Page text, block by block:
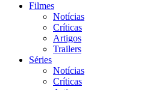
Filmes
Notícias
Críticas
Artigos
Trailers
Séries
Notícias
Críticas